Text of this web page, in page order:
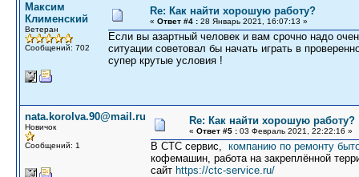
Максим
Клименский
Ветеран
Сообщений: 702
Re: Как найти хорошую работу?
« Ответ #4 : 28 Январь 2021, 16:07:13 »
Если вы азартный человек и вам срочно надо
ситуации советовал бы начать играть в
супер крутые условия !
nata.korolva.90@mail.ru
Новичок
Сообщений: 1
Re: Как найти хорошую работу?
« Ответ #5 : 03 Февраль 2021, 22:22:16 »
В СТС сервис, компанию по ремонту
кофемашин, работа на закреплённой
сайт https://ctc-service.ru/